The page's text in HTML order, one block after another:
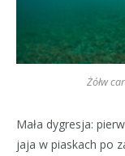
Żółw
Mała dygresja:
jaja w piaskach po